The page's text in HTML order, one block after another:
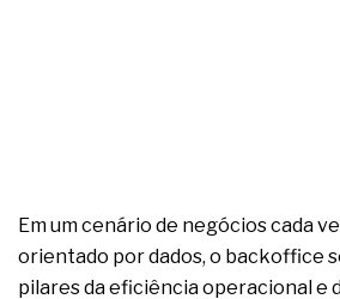
Em um cenário de negócios cada
orientado por dados, o backoffice
pilares da eficiência operacional e